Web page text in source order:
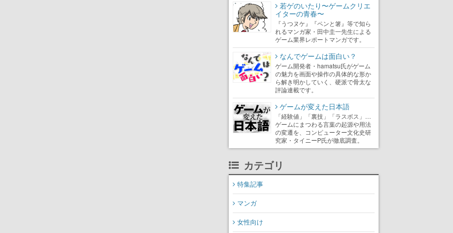
若ゲのいたり〜ゲームクリエ
イターの青春〜
『うつヌケ』『ペンと箸』等で知ら
れるマンガ家・田中圭一先生による
ゲーム業界レポートマンガです。
なんでゲームは面白い？
ゲーム開発者・hamatsu氏がゲーム
の魅力を画面や操作の具体的な形か
ら解き明かしていく、硬派で骨太な
評論連載です。
ゲームが変えた日本語
「経験値」「裏技」「ラスボス」…
ゲームにまつわる言葉の起源や用法
の変遷を、コンピューター文化史研
究家・タイニーP氏が徹底調査。
カテゴリ
特集記事
マンガ
女性向け